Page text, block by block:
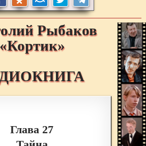
Рыбаков
«Кортик»
Глава 27